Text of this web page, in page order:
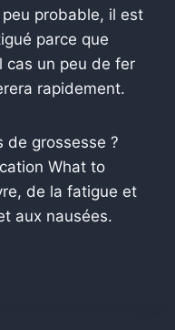
probable, il est
parce que
cas un peu de fer
rapidement.
de grossesse ?
What to
de la fatigue et
aux nausées.